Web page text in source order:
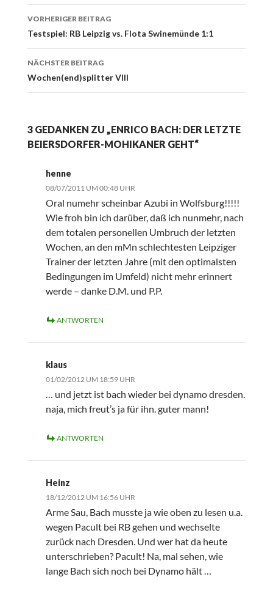
Beitrags-
Navigation
VORHERIGER BEITRAG
Testspiel: RB Leipzig vs. Flota Swinemünde 1:1
NÄCHSTER BEITRAG
Wochen(end)splitter VIII
3 GEDANKEN ZU „ENRICO BACH: DER LETZTE
BEIERSDORFER-MOHIKANER GEHT“
henne
08/07/2011 UM 00:48 UHR
Oral numehr scheinbar Azubi in Wolfsburg!!!!!
Wie froh bin ich darüber, daß ich nunmehr, nach
dem totalen personellen Umbruch der letzten
Wochen, an den mMn schlechtesten Leipziger
Trainer der letzten Jahre (mit den optimalsten
Bedingungen im Umfeld) nicht mehr erinnert
werde – danke D.M. und P.P.
ANTWORTEN
klaus
01/02/2012 UM 18:59 UHR
… und jetzt ist bach wieder bei dynamo dresden.
naja, mich freut’s ja für ihn. guter mann!
ANTWORTEN
Heinz
18/12/2012 UM 16:56 UHR
Arme Sau, Bach musste ja wie oben zu lesen u.a.
wegen Pacult bei RB gehen und wechselte
zurück nach Dresden. Und wer hat da heute
unterschrieben? Pacult! Na, mal sehen, wie
lange Bach sich noch bei Dynamo hält …